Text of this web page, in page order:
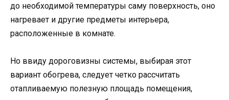
до необходимой температуры саму поверхность, оно
нагревает и другие предметы интерьера,
расположенные в комнате.
Но ввиду дороговизны системы, выбирая этот
вариант обогрева, следует четко рассчитать
отапливаемую полезную площадь помещения,